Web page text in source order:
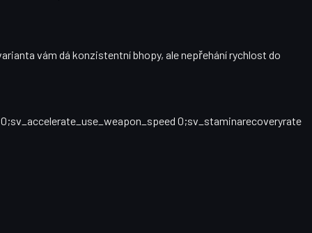
vám dá konzistentní bhopy, ale nepřehání rychlost do
0;sv_staminarecoveryrate